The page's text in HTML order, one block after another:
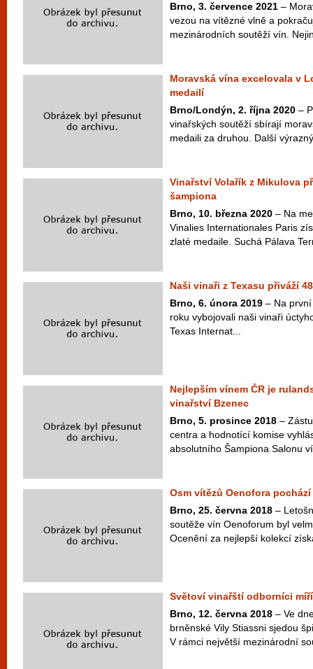
Brno, 3. července 2021 –
vezou na vítězné vlně a
mezinárodních soutěží vín.
Moravská vína excelovala v
medailí
Brno/Londýn, 2. října 2020 –
vinařských soutěží sbírají
medaili za druhou. Další
Vinařství Volařík z Mikulova
šampiona
Brno, 10. března 2020 – Na
Vinalies Internationales Paris
zlaté medaile. Suchá Pálava
Naši vinaři z Texasu přiváží
Brno, 6. února 2019 – Na
roku vybojovali naši vinaři
Texas Internat...
Nejlepším vínem ČR je
vinařství Bzenec
Brno, 5. prosince 2018 –
centra a hodnotící komise
absolutního Šampiona Salonu
Osm vítězů Oenofora
Brno, 25. června 2018 –
soutěže vín Oenoforum byl
Ocenění za nejlepší kolekcí
Světoví vinařští odborníci
Brno, 12. června 2018 – Ve
brněnské Vily Stiassni sjedou
V rámci největší mezinárodní